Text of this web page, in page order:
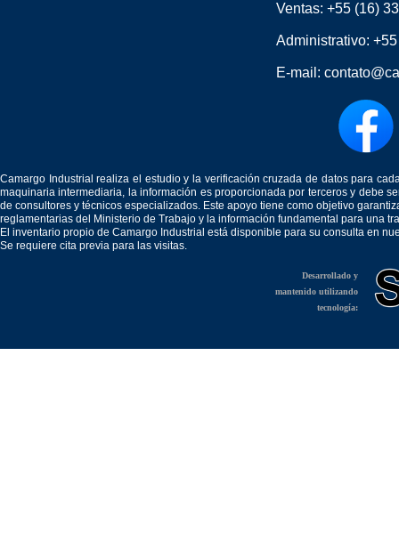
Ventas: +55 (16)
Administrativo:
E-mail:
Camargo Industrial realiza el estudio y la verificación cruzada de datos para
maquinaria intermediaria, la información es proporcionada por terceros y debe
de consultores y técnicos especializados. Este apoyo tiene como objetivo
reglamentarias del Ministerio de Trabajo y la información fundamental para una
El inventario propio de Camargo Industrial está disponible para su consulta en
Se requiere cita previa para las visitas.
Desarrollado y
mantenido utilizando
tecnología: